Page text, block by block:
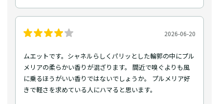
2026-06-20
ムエットです。シャネルらしくパリッとした輪郭の中にプル
メリアの柔らかい香りが混ざります。 間近で嗅ぐよりも風
に乗るほうがいい香りではないでしょうか。 プルメリア好
きで軽さを求めている人にハマると思います。